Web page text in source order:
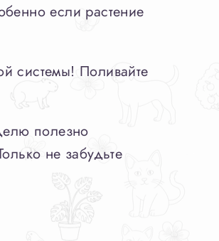
если растение
системы! Поливайте
полезно
не забудьте